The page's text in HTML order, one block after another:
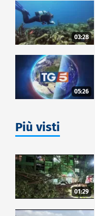
03:28
05:26
Più visti
01:29